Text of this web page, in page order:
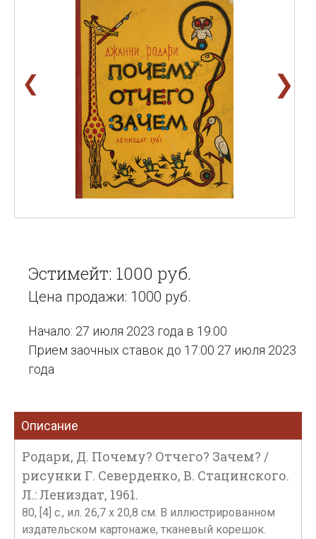
❮ ❯
Эстимейт: 1000 руб.
Цена продажи: 1000 руб.
Начало: 27 июля 2023 года в 19:00
Прием заочных ставок до 17:00 27 июля 2023
года
Описание
Родари, Д. Почему? Отчего? Зачем? /
рисунки Г. Северденко, В. Стацинского.
Л.: Лениздат, 1961.
80, [4] с., ил. 26,7 х 20,8 см. В иллюстрированном
издательском картонаже, тканевый корешок.